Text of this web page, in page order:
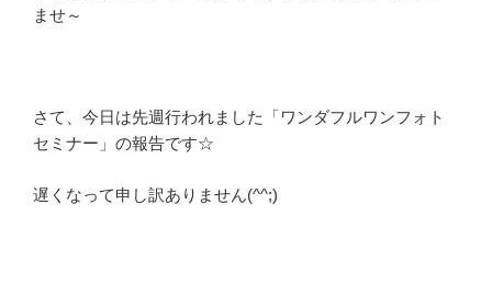
ませ～
さて、今日は先週行われました「ワンダフルワンフォト
セミナー」の報告です☆
遅くなって申し訳ありません(^^;)